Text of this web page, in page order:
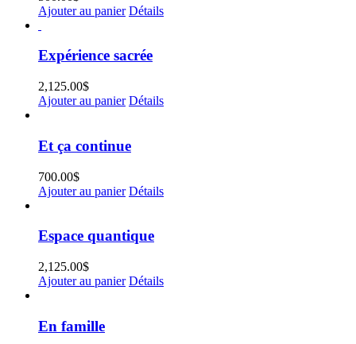
Ajouter au panier Détails
Expérience sacrée
2,125.00$
Ajouter au panier Détails
Et ça continue
700.00$
Ajouter au panier Détails
Espace quantique
2,125.00$
Ajouter au panier Détails
En famille